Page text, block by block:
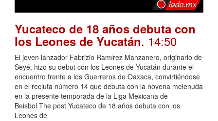
Yucateco de 18 años debuta con
los Leones de Yucatán. 14:50
El joven lanzador Fabrizio Ramírez Manzanero, originario de
Seyé, hizo su debut con los Leones de Yucatán durante el
encuentro frente a los Guerreros de Oaxaca, convirtiéndose
en el recluta número 14 que debuta con la novena melenuda
en la presente temporada de la Liga Mexicana de
Beisbol.The post Yucateco de 18 años debuta con los
Leones de